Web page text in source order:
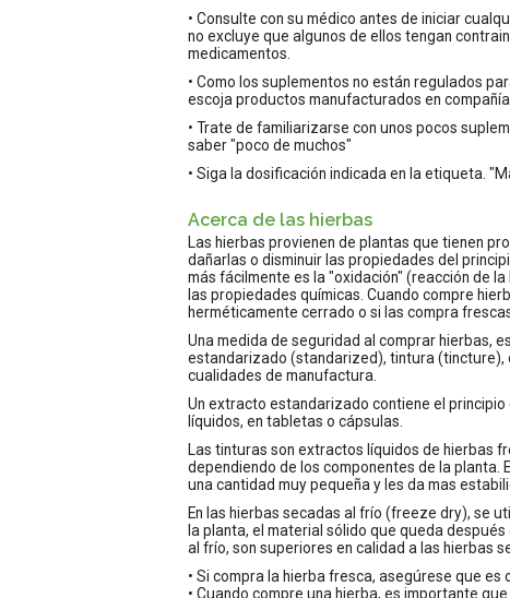
• Consulte con su médico antes de iniciar
no excluye que algunos de ellos tengan
medicamentos.
• Como los suplementos no están regulados
escoja productos manufacturados en
• Trate de familiarizarse con unos pocos
saber "poco de muchos"
• Siga la dosificación indicada en la etiqueta.
Acerca de las hierbas
Las hierbas provienen de plantas que tienen
dañarlas o disminuir las propiedades del
más fácilmente es la "oxidación" (reacción de
las propiedades químicas. Cuando compre
herméticamente cerrado o si las compra
Una medida de seguridad al comprar hierbas,
estandarizado (standarized), tintura (tincture),
cualidades de manufactura.
Un extracto estandarizado contiene el
líquidos, en tabletas o cápsulas.
Las tinturas son extractos líquidos de hierbas
dependiendo de los componentes de la planta.
una cantidad muy pequeña y les da mas
En las hierbas secadas al frío (freeze dry), se
la planta, el material sólido que queda
al frío, son superiores en calidad a las hierbas
• Si compra la hierba fresca, asegúrese que es
• Cuando compre una hierba, es importante